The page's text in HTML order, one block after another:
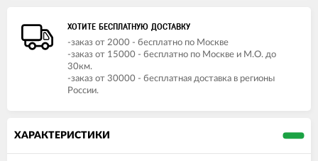
ХОТИТЕ БЕСПЛАТНУЮ ДОСТАВКУ
-заказ от 2000 - бесплатно по Москве
-заказ от 15000 - бесплатно по Москве и М.О. до
30км.
-заказ от 30000 - бесплатная доставка в регионы
России.
ХАРАКТЕРИСТИКИ